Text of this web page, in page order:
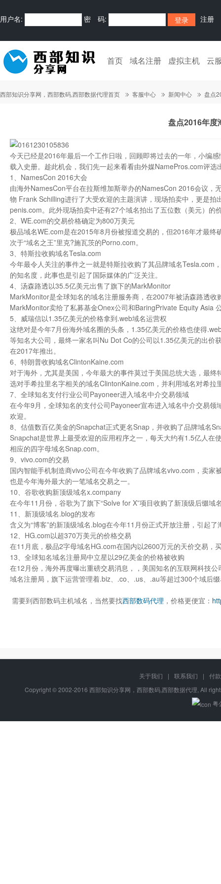
用户名: 密 码: 注册
首页 域名注册 虚拟主机 云
西部知识分享网，西部数码,西部数据代理首页 客服中心 新闻中心 盘点
盘点2016年度
今天已经是2016年最后一个工作日啦，回顾即将过去的一年，小编
载入史册。趁此机会，我们先一起来看看由外媒NamePros.com评
1、NamesCon 2016大会
由海外NamesCon平台在拉斯维加斯举办的NamesCon 2016会议
物 Frank Schilling进行了大受欢迎的主题演讲，现场拍卖中，更是
penis.com。此外现场拍卖中还有27个域名拍出了五位数（美元）的
2、WE.com的交易价格确定为800万美元
极品域名WE.com是在2015年8月份被报道交易的，但2016年才最
次于“域名之王”里克?施瓦茨的Porno.com。
3、特斯拉收购域名Tesla.com
今年最令人关注的事件之一就是特斯拉收购了其品牌域名
的知名度，此事也是引起了国际媒体的广泛关注。
4、汤森路透以35.5亿美元出售了旗下的MarkMonitor
MarkMonitor是全球知名的域名注册服务商，在2007年被汤森路透
MarkMonitor卖给了私募基金Onex公司和BaringPrivate Equity Asia
5、威瑞信以1.35亿美元的价格拿到.web域名运营权
这绝对是今年7月份海外域名圈的头条，1.35亿美元的价格也使得
等知名大公司，最终一家名叫Nu Dot Co的公司以1.35亿美元的出
在2017年推出。
6、特朗普收购域名ClintonKaine.com
对于海外，尤其是美国，今年最大的事件莫过于美国总统大选，最
选对手希拉里名字相关的域名ClintonKaine.com，并利用域名对希拉
7、全球知名支付行业公司Payoneer进入域名中介交易领域
在今年9月，全球知名的支付公司Payoneer宣布进入域名中介交易
欢迎。
8、估值数百亿美金的Snapchat正式更名Snap，并收购了品牌域名
Snapchat是世界上最受欢迎的应用程序之一，每天大约有1.5亿人
相应的四字母域名Snap.com。
9、vivo.com的交易
国内智能手机制造商vivo公司在今年收购了品牌域名vivo.com，卖
也是今年海外最大的一笔域名交易之一。
10、谷歌收购新顶级域名x.company
在今年11月份，谷歌为了旗下“Solve for X”项目收购了新顶级后缀
11、新顶级域名.blog的发布
含义为“博客”的新顶级域名.blog在今年11月份正式开放注册，引起
12、HG.com以超370万美元的价格交易
在11月底，极品2字母域名HG.com在国内以2600万元的天价交易
13、全球知名域名注册局中立星以29亿美金的价格被收购
在12月份，海外再度曝出重磅交易消息，，美国知名的互联网科技
域名注册局，旗下运营管理着.biz、.co、.us、.au等超过300个域后
需要到西部数码主机域名，当然要找西部数码代理 ，价格更便宜：
关于我们 | 联系我们 |
付
Copyright © 2002-2016 西部知识分享网，西部数码,西部数据代理, All
粤